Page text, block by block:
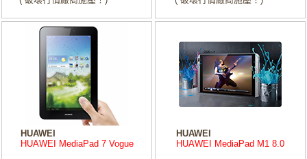
HUAWEI
HUAWEI MediaPad 7 Vogue
HUAWEI
HUAWEI MediaPad M1 8.0